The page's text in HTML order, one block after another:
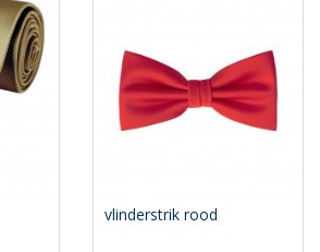
vlinderstrik rood